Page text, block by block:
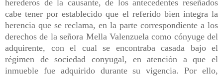
herederos de la causante, de los antecedentes reseñados
cabe tener por establecido que el referido bien integra la
herencia que se reclama, en la parte correspondiente a los
derechos de la señora Mella Valenzuela como cónyuge del
adquirente, con el cual se encontraba casada bajo el
régimen de sociedad conyugal, en atención a que el
inmueble fue adquirido durante su vigencia. Por ello,